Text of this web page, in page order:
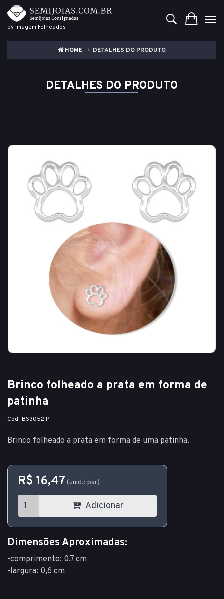
by Imagem Folheados
HOME DETALHES DO PRODUTO
DETALHES DO PRODUTO
Brinco folheado a prata em forma de
patinha
Cód.: BS3052 P
Brinco folheado a prata em forma de uma patinha.
R$ 16,47 (unid.: par)
Adicionar
Dimensões Aproximadas:
-comprimento: 0,7 cm
-largura: 0,6 cm